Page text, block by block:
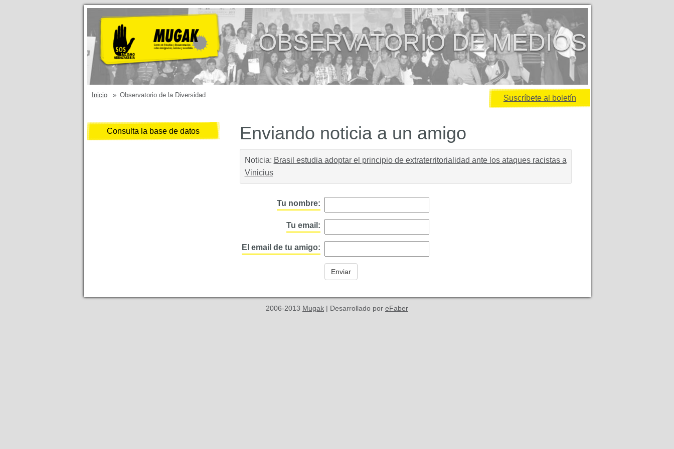
OBSERVATORIO DE MEDIOS
Inicio » Observatorio de la Diversidad Suscríbete al boletín
Consulta la base de datos Enviando noticia a un amigo
Noticia: Brasil estudia adoptar el principio de extraterritorialidad ante los ataques racistas a
Vinicius
Tu nombre:
Tu email:
El email de tu amigo:
2006-2013 Mugak | Desarrollado por eFaber